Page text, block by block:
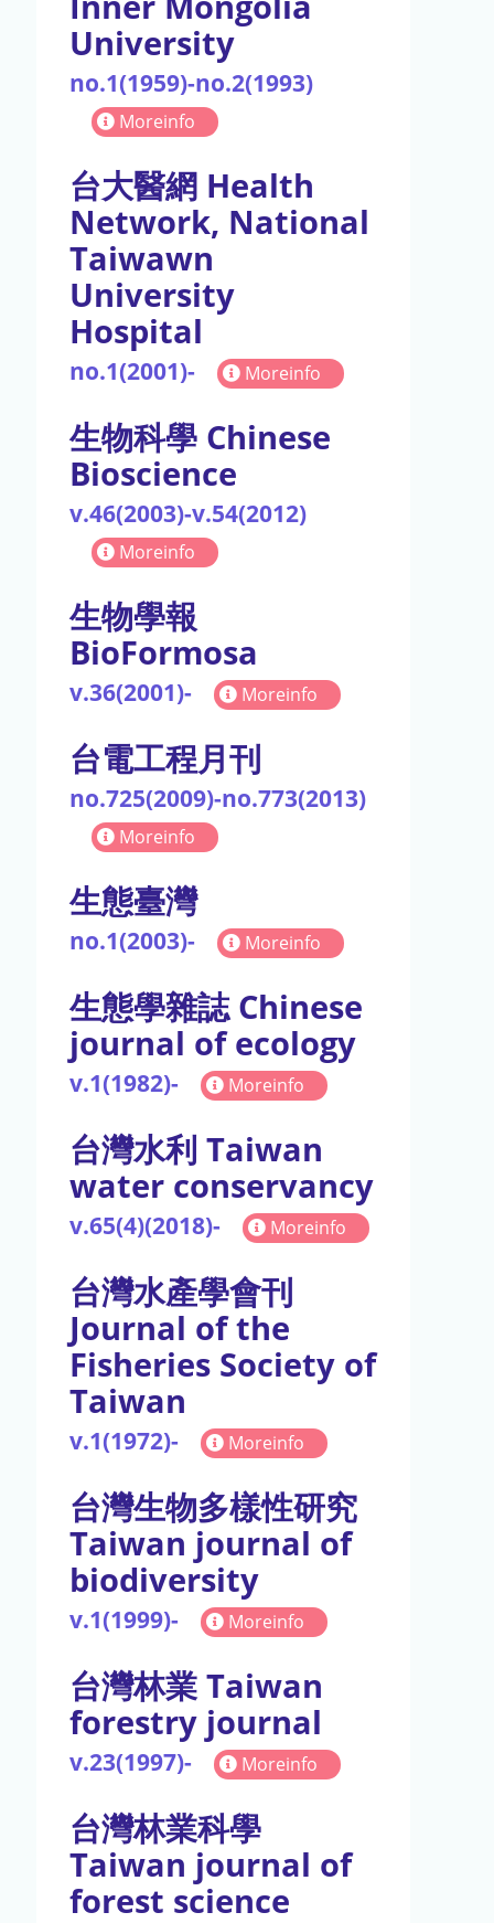
University
no.1(1959)-no.2(1993)
Moreinfo
台大醫網 Health
Network, National
Taiwawn
University
Hospital
no.1(2001)- Moreinfo
生物科學 Chinese
Bioscience
v.46(2003)-v.54(2012)
Moreinfo
生物學報
BioFormosa
v.36(2001)- Moreinfo
台電工程月刊
no.725(2009)-no.773(2013)
Moreinfo
生態臺灣
no.1(2003)- Moreinfo
生態學雜誌 Chinese
journal of ecology
v.1(1982)- Moreinfo
台灣水利 Taiwan
water conservancy
v.65(4)(2018)- Moreinfo
台灣水產學會刊
Journal of the
Fisheries Society of
Taiwan
v.1(1972)- Moreinfo
台灣生物多樣性研究
Taiwan journal of
biodiversity
v.1(1999)- Moreinfo
台灣林業 Taiwan
forestry journal
v.23(1997)- Moreinfo
台灣林業科學
Taiwan journal of
forest science